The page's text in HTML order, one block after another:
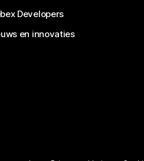
Developers
en innovaties